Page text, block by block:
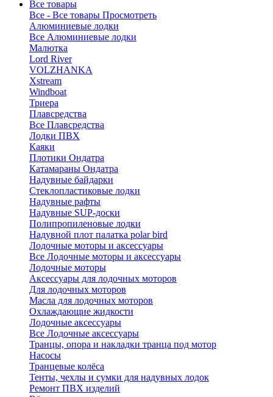
Все товары
Все - Все товары Просмотреть
Алюминиевые лодки
Все Алюминиевые лодки
Малютка
Lord River
VOLZHANKA
Xstream
Windboat
Триера
Плавсредства
Все Плавсредства
Лодки ПВХ
Каяки
Плотики Ондатра
Катамараны Ондатра
Надувные байдарки
Стеклопластиковые лодки
Надувные рафты
Надувные SUP-доски
Полипропиленовые лодки
Надувной плот палатка polar bird
Лодочные моторы и аксессуары
Все Лодочные моторы и аксессуары
Лодочные моторы
Аксессуары для лодочных моторов
Для лодочных моторов
Масла для лодочных моторов
Охлаждающие жидкости
Лодочные аксессуары
Все Лодочные аксессуары
Транцы, опора и накладки транца под мотор
Насосы
Транцевые колёса
Тенты, чехлы и сумки для надувных лодок
Ремонт ПВХ изделий